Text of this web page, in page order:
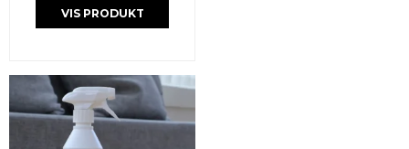
VIS PRODUKT